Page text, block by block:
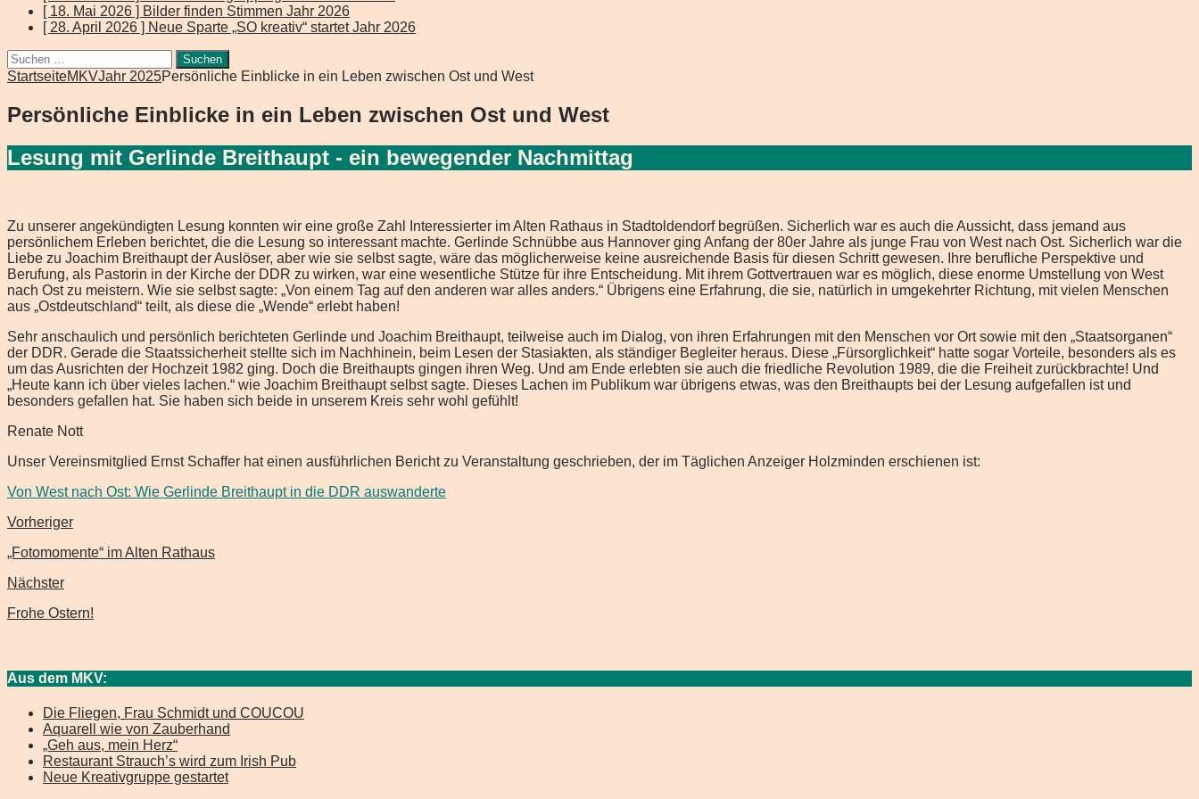
[ 18. Mai 2026 ] Bilder finden Stimmen Jahr 2026
[ 28. April 2026 ] Neue Sparte „SO kreativ“ startetJahr 2026
Suchen
nach:
StartseiteMKVJahr 2025Persönliche Einblicke in ein Leben zwischen Ost und West
Persönliche Einblicke in ein Leben zwischen Ost und West
Lesung mit Gerlinde Breithaupt - ein bewegender Nachmittag
Zu unserer angekündigten Lesung konnten wir eine große Zahl Interessierter im Alten Rathaus in Stadtoldendorf begrüßen. Sicherlich war es auch die Aussicht, dass jemand aus
persönlichem Erleben berichtet, die die Lesung so interessant machte. Gerlinde Schnübbe aus Hannover ging Anfang der 80er Jahre als junge Frau von West nach Ost. Sicherlich war die
Liebe zu Joachim Breithaupt der Auslöser, aber wie sie selbst sagte, wäre das möglicherweise keine ausreichende Basis für diesen Schritt gewesen. Ihre berufliche Perspektive und
Berufung, als Pastorin in der Kirche der DDR zu wirken, war eine wesentliche Stütze für ihre Entscheidung. Mit ihrem Gottvertrauen war es möglich, diese enorme Umstellung von West
nach Ost zu meistern. Wie sie selbst sagte: „Von einem Tag auf den anderen war alles anders.“ Übrigens eine Erfahrung, die sie, natürlich in umgekehrter Richtung, mit vielen Menschen
aus „Ostdeutschland“ teilt, als diese die „Wende“ erlebt haben!
Sehr anschaulich und persönlich berichteten Gerlinde und Joachim Breithaupt, teilweise auch im Dialog, von ihren Erfahrungen mit den Menschen vor Ort sowie mit den „Staatsorganen“
der DDR. Gerade die Staatssicherheit stellte sich im Nachhinein, beim Lesen der Stasiakten, als ständiger Begleiter heraus. Diese „Fürsorglichkeit“ hatte sogar Vorteile, besonders als es
um das Ausrichten der Hochzeit 1982 ging. Doch die Breithaupts gingen ihren Weg. Und am Ende erlebten sie auch die friedliche Revolution 1989, die die Freiheit zurückbrachte! Und
„Heute kann ich über vieles lachen.“ wie Joachim Breithaupt selbst sagte. Dieses Lachen im Publikum war übrigens etwas, was den Breithaupts bei der Lesung aufgefallen ist und
besonders gefallen hat. Sie haben sich beide in unserem Kreis sehr wohl gefühlt!
Renate Nott
Unser Vereinsmitglied Ernst Schaffer hat einen ausführlichen Bericht zu Veranstaltung geschrieben, der im Täglichen Anzeiger Holzminden erschienen ist:
Von West nach Ost: Wie Gerlinde Breithaupt in die DDR auswanderte
Vorheriger
„Fotomomente“ im Alten Rathaus
Nächster
Frohe Ostern!
Aus dem MKV:
Die Fliegen, Frau Schmidt und COUCOU
Aquarell wie von Zauberhand
„Geh aus, mein Herz“
Restaurant Strauch’s wird zum Irish Pub
Neue Kreativgruppe gestartet